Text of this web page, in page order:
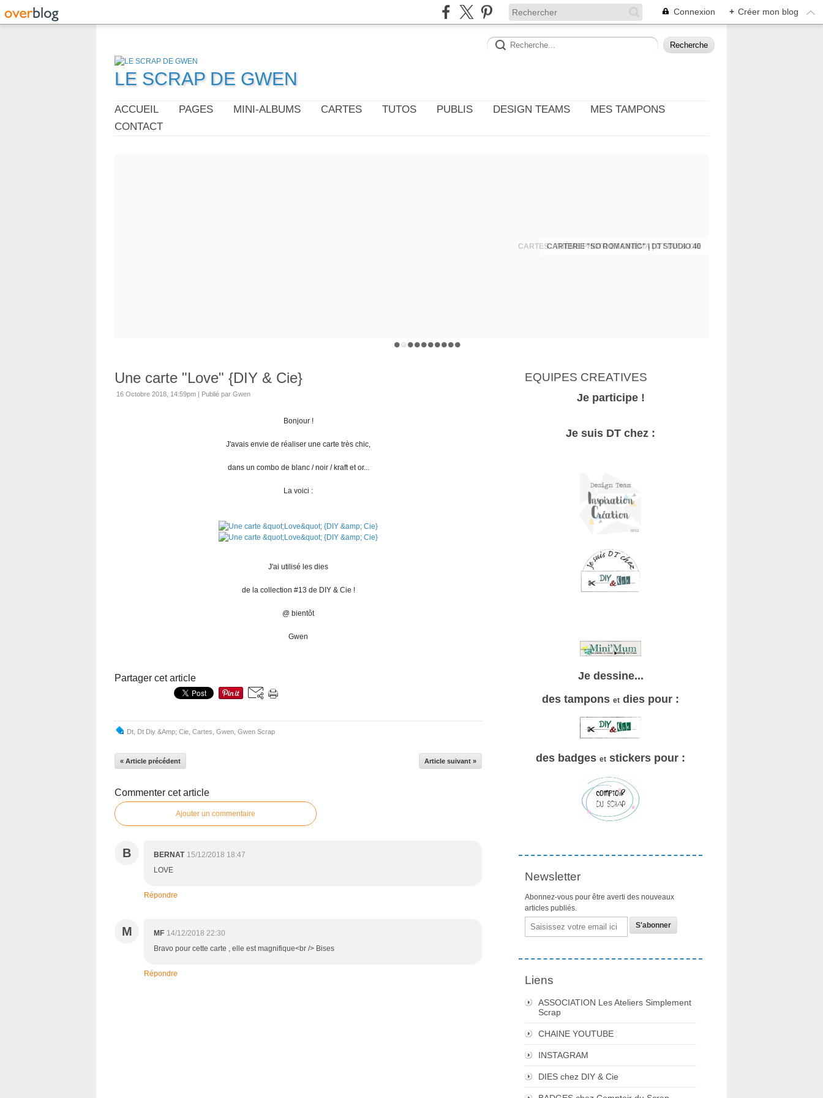
Connexion + Créer mon blog
LE SCRAP DE GWEN
ACCUEIL PAGES MINI-ALBUMS CARTES TUTOS PUBLIS DESIGN TEAMS
MES TAMPONS
CONTACT
CARTERIE "SO ROMANTIC" | DT STUDIO 40
CARTES : THÈME PHOTO ET CINÉMA | DT DIY & CIE
Une carte "Love" {DIY & Cie}
16 Octobre 2018, 14:59pm | Publié par Gwen
Bonjour !
J'avais envie de réaliser une carte très chic,
dans un combo de blanc / noir / kraft et or...
La voici :
J'ai utilisé les dies
de la collection #13 de DIY & Cie !
@ bientôt
Gwen
Partager cet article
Dt Dt Diy &Amp; Cie Cartes Gwen Gwen Scrap
« Article précédent Article suivant »
Commenter cet article
Ajouter un commentaire
B BERNAT 15/12/2018 18:47
LOVE
Répondre
M MF 14/12/2018 22:30
Bravo pour cette carte , elle est magnifique<br /> Bises
Répondre
EQUIPES CREATIVES
Je participe !
Je suis DT chez :
Je dessine...
des tampons et dies pour :
des badges et stickers pour :
Newsletter
Abonnez-vous pour être averti des nouveaux
articles publiés.
Email
Liens
ASSOCIATION Les Ateliers Simplement
Scrap
CHAINE YOUTUBE
INSTAGRAM
DIES chez DIY & Cie